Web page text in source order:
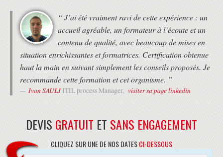
HORAIRES
• Formation de 9h30 à 17h30 le premier jour, puis de 9h à 17h.
• Deux pauses de 15 minutes le matin et l'après-midi.
• 1 heure de pause déjeuner
MODALITÉS
• Formation avec un Expert Formateur (pas de vidéos pré-
enregistrées).
• Formation organisée au choix du stagiaire :
- en Alternance, c'est à dire à la carte entre le présentiel et le
s'adapter à leurs contraintes.
“ J’ai été vraiment ravi de cette expérience : un
accueil agréable, un formateur à l’écoute et un
contenu de qualité, avec beaucoup de mises en
situation enrichissantes et formatrices. Certification obtenue
haut la main en suivant simplement les conseils proposés. Je
recommande cette formation et cet organisme. ”
Ivan SAULI ITIL process Manager, visiter sa page linkedin
DEVIS GRATUIT ET SANS ENGAGEMENT
CLIQUEZ SUR UNE DE NOS DATESCI-DESSOUS